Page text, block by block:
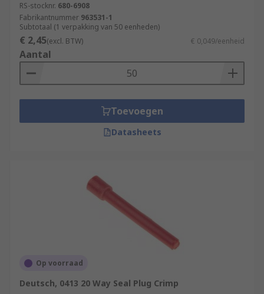
RS-stocknr. 680-6908
Fabrikantnummer 963531-1
Subtotaal (1 verpakking van 50 eenheden)
€ 2,45(excl. BTW) € 0,049/eenheid
Aantal
Toevoegen
Datasheets
Op voorraad
Deutsch, 0413 20 Way Seal Plug Crimp